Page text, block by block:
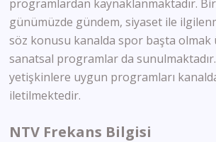
programlardan kaynaklanmaktadır.
günümüzde gündem, siyaset ile
söz konusu kanalda spor başta olmak
sanatsal programlar da sunulmaktadır.
yetişkinlere uygun programları
iletilmektedir.
NTV Frekans Bilgisi